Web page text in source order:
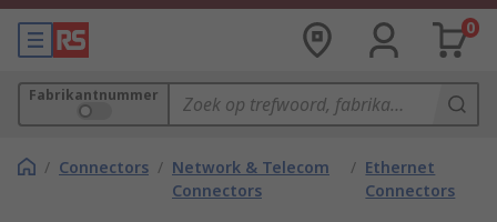
0
Fabrikantnummer
/ Connectors / Network & Telecom
Connectors
/ Ethernet
Connectors